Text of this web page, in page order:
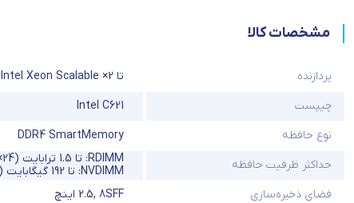
مشخصات کالا
پردازنده
تا 2× Intel Xeon Scalable
چیپست
Intel C621
نوع حافظه
DDR4 SmartMemory
حداکثر ظرفیت حافظه
RDIMM: تا 1.5 ترابایت (24×64GB – 2133MT/s)
NVDIMM: تا 192 گیگابایت (12×16GB – 2666MT/s)
فضای ذخیره‌سازی
8SFF
,2.5 اینچ